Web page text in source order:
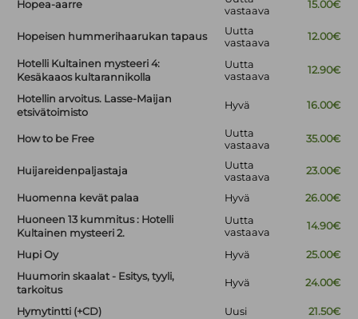
Hopea-aarre
vastaava
15.00€
Hopeisen hummerihaarukan tapaus
Uutta
vastaava
12.00€
Hotelli Kultainen mysteeri 4:
Kesäkaaos kultarannikolla
Uutta
vastaava
12.90€
Hotellin arvoitus. Lasse-Maijan
etsivätoimisto
Hyvä 16.00€
How to be Free
Uutta
vastaava
35.00€
Huijareidenpaljastaja
Uutta
vastaava
23.00€
Huomenna kevät palaa Hyvä
26.00€
Huoneen 13 kummitus : Hotelli
Kultainen mysteeri 2.
Uutta
vastaava
14.90€
Hupi Oy Hyvä
25.00€
Huumorin skaalat - Esitys, tyyli,
tarkoitus
Hyvä 24.00€
Hymytintti (+CD) Uusi
21.50€